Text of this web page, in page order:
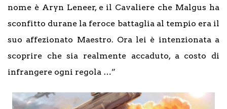
nome è Aryn Leneer, e il Cavaliere che Malgus ha
sconfitto durane la feroce battaglia al tempio era il
suo affezionato Maestro. Ora lei è intenzionata a
scoprire che sia realmente accaduto, a costo di
infrangere ogni regola …”